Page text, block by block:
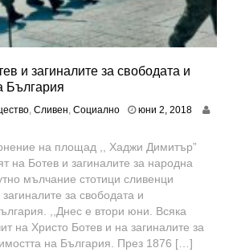
и загиналите за свободата и
България
Сливен Социално юни 2, 2018ю
8
,
на площад ,, Хаджи Димитър”
на Ботев и загиналите за народна
мълчание стотици сливенци
за свободата и
,,Днес е втори юни. Всяка
на Христо Ботев и на загиналите за
на България. През 1876 […]